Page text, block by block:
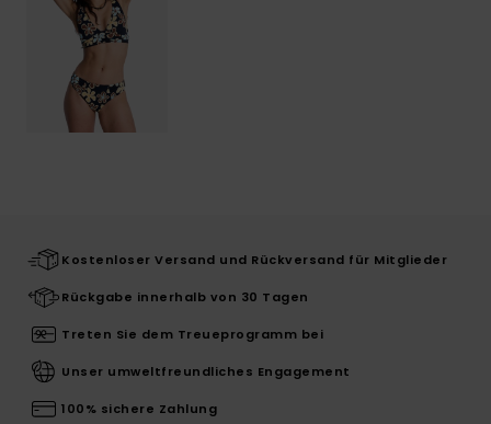
Kostenloser Versand und Rückversand für Mitglieder
Rückgabe innerhalb von 30 Tagen
Treten Sie dem Treueprogramm bei
Unser umweltfreundliches Engagement
100% sichere Zahlung